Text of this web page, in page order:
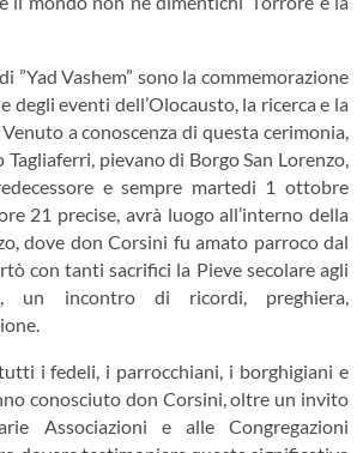
”Yad Vashem” sono la commemorazione
degli eventi dell’Olocausto, la ricerca e la
a conoscenza di questa cerimonia,
pievano di Borgo San Lorenzo,
e sempre martedi 1 ottobre
21 precise, avrà luogo all’interno della
dove don Corsini fu amato parroco dal
con tanti sacrifici la Pieve secolare agli
un incontro di ricordi, preghiera,
i fedeli, i parrocchiani, i borghigiani e
conosciuto don Corsini, oltre un invito
Associazioni e alle Congregazioni